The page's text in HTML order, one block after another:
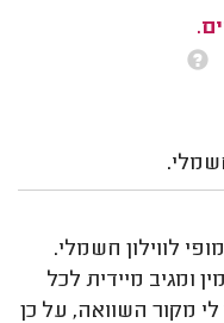
לווילון חשמלי.
ומגיב מיידית לכל
לי מקור השוואה, על כן